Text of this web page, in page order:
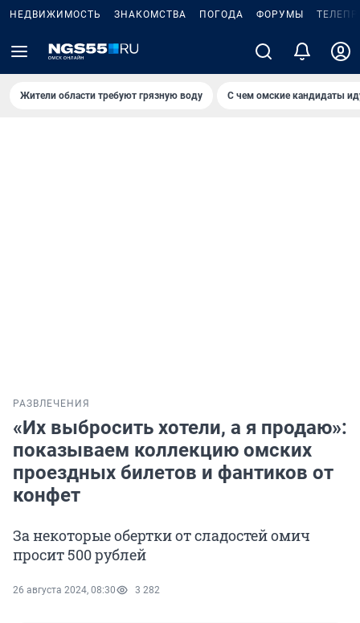
НЕДВИЖИМОСТЬ ЗНАКОМСТВА ПОГОДА ФОРУМЫ
Жители области требуют грязную воду С чем омские кандидаты
РАЗВЛЕЧЕНИЯ
«Их выбросить хотели, а я продаю»:
показываем коллекцию омских
проездных билетов и фантиков от
конфет
За некоторые обертки от сладостей омич
просит 500 рублей
26 августа 2024, 08:30 3 282